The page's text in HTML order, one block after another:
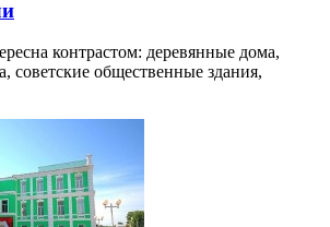
контрастом: деревянные дома,
советские общественные здания,